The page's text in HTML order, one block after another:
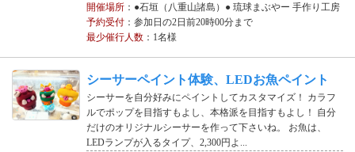
開催場所：●石垣（八重山諸島）● 琉球まぶやー 手作り工房
予約受付：参加日の2日前20時00分まで
最少催行人数：1名様
シーサーペイント体験、LEDお魚ペイント
シーサーを自分好みにペイントしてカスタマイズ！ カラフ
ルでポップを目指すもよし、本格派を目指すもよし！ 自分
だけのオリジナルシーサーを作って下さいね。 お魚は、
LEDランプが入るタイプ、2,300円よ...